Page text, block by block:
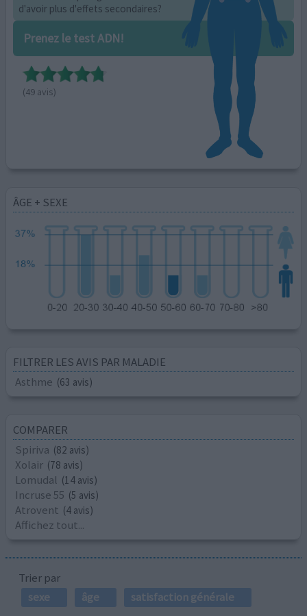
d'avoir plus d'effets secondaires?
Prenez le test ADN!
(49 avis)
ÂGE + SEXE
FILTRER LES AVIS PAR MALADIE
Asthme (63 avis)
COMPARER
Spiriva (82 avis)
Xolair (78 avis)
Lomudal (14 avis)
Incruse 55 (5 avis)
Atrovent (4 avis)
Affichez tout...
Trier par
sexe
âge satisfaction générale